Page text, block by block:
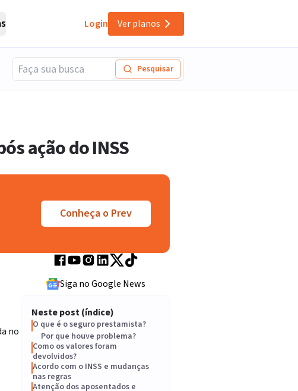
Login Ver planos
Pesquisar
ação do INSS
Conheça o Prev
no
Siga no Google News
Neste post (índice)
O que é o seguro prestamista?
Por que houve problema?
Como os valores foram
devolvidos?
Acordo com o INSS e mudanças
nas regras
Atenção dos aposentados e